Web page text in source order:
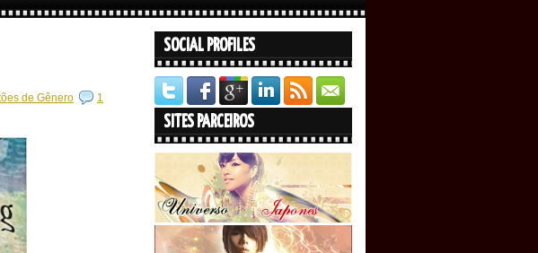
de Gênero
1
SOCIAL PROFILES
SITES PARCEIROS